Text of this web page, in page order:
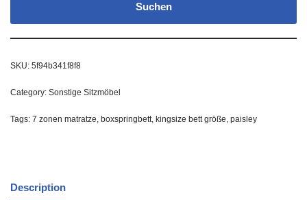
Suchen
SKU: 5f94b341f8f8
Category: Sonstige Sitzmöbel
Tags: 7 zonen matratze, boxspringbett, kingsize bett größe, paisley
Description